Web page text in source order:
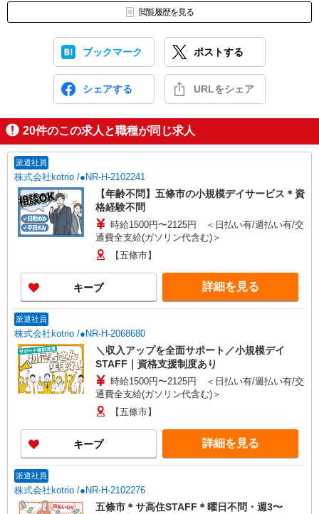
閲覧履歴を見る
ブックマーク ポストする
シェアする URLをシェア
20件のこの求人と職種が同じ求人
派遣社員
株式会社kotrio /●NR-H-2102241
【年齢不問】五條市の小規模デイサービス＊資
格経験不問
時給1500円〜2125円 ＜日払い有/週払い有/交
通費全支給(ガソリン代含む)＞
【五條市】
キープ 詳細を見る
派遣社員
株式会社kotrio /●NR-H-2068680
＼収入アップを全面サポート／小規模デイ
STAFF｜資格支援制度あり
時給1500円〜2125円 ＜日払い有/週払い有/交
通費全支給(ガソリン代含む)＞
【五條市】
キープ 詳細を見る
派遣社員
株式会社kotrio /●NR-H-2102276
五條市＊サ高住STAFF＊曜日不問・週3〜